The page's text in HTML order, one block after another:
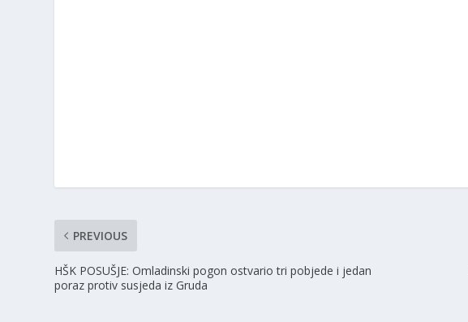
PREVIOUS
HŠK POSUŠJE: Omladinski pogon ostvario tri pobjede i jedan
poraz protiv susjeda iz Gruda